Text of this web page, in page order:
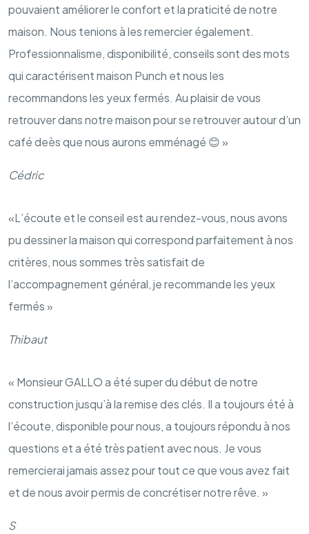
pouvaient améliorer le confort et la praticité de notre
maison. Nous tenions à les remercier également.
Professionnalisme, disponibilité, conseils sont des mots
qui caractérisent maison Punch et nous les
recommandons les yeux fermés. Au plaisir de vous
retrouver dans notre maison pour se retrouver autour d’un
café deès que nous aurons emménagé 😊 »
Cédric
«L’écoute et le conseil est au rendez-vous, nous avons
pu dessiner la maison qui correspond parfaitement à nos
critères, nous sommes très satisfait de
l’accompagnement général, je recommande les yeux
fermés »
Thibaut
« Monsieur GALLO a été super du début de notre
construction jusqu’à la remise des clés. Il a toujours été à
l’écoute, disponible pour nous, a toujours répondu à nos
questions et a été très patient avec nous. Je vous
remercierai jamaisassez pour tout ce que vous avez fait
et de nous avoir permis de concrétiser notre rêve. »
S